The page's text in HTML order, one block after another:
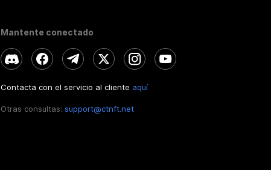
Mantente conectado
Contacta con el servicio al cliente aquí
Otras consultas: support@ctnft.net